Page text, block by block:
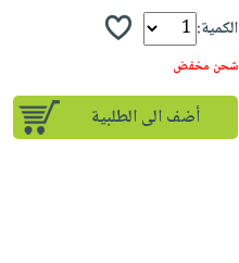
الكمية:
شحن مخفض
أضف الى الطلبية